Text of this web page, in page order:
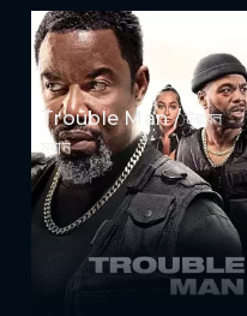
Trouble Man / ট্রাবল
ম্যান